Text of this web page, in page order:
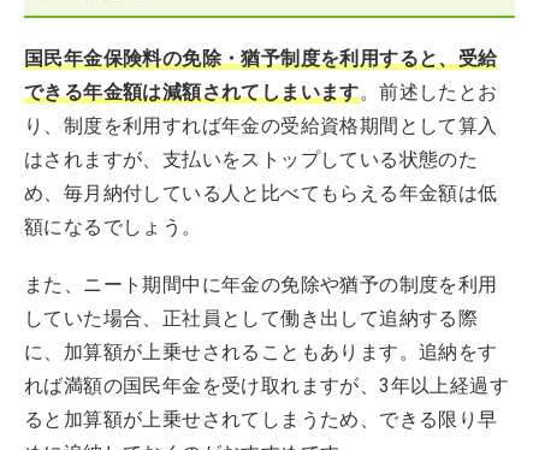
国民年金保険料の免除・猶予制度を利用すると、受給
できる年金額は減額されてしまいます。前述したとお
り、制度を利用すれば年金の受給資格期間として算入
はされますが、支払いをストップしている状態のた
め、毎月納付している人と比べてもらえる年金額は低
額になるでしょう。
また、ニート期間中に年金の免除や猶予の制度を利用
していた場合、正社員として働き出して追納する際
に、加算額が上乗せされることもあります。追納をす
れば満額の国民年金を受け取れますが、3年以上経過す
ると加算額が上乗せされてしまうため、できる限り早